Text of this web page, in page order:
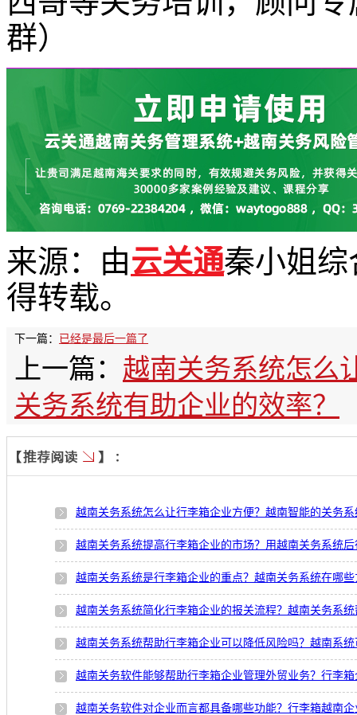
群）
来源：由云关通秦小姐
得转载。
下一篇： 已经是最后一篇了
上一篇： 越南关务系统怎么
关务系统有助企业的效率？
越南关务系统怎么让行李箱企业方便？越南智能的关务
越南关务系统提高行李箱企业的市场？用越南关务系统
越南关务系统是行李箱企业的重点？越南关务系统在哪
越南关务系统简化行李箱企业的报关流程？越南关务系
越南关务系统帮助行李箱企业可以降低风险吗？越南系
越南关务软件能够帮助行李箱企业管理外贸业务？行李
越南关务软件对企业而言都具备哪些功能？行李箱越南